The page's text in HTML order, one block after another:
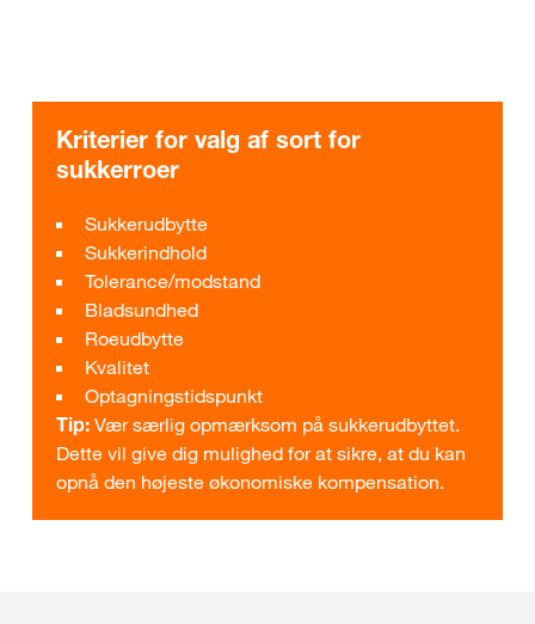
Kriterier for valg af sort for
sukkerroer
Sukkerudbytte
Sukkerindhold
Tolerance/modstand
Bladsundhed
Roeudbytte
Kvalitet
Optagningstidspunkt
Tip: Vær særlig opmærksom på sukkerudbyttet.
Dette vil give dig mulighed for at sikre, at du kan
opnå den højeste økonomiske kompensation.